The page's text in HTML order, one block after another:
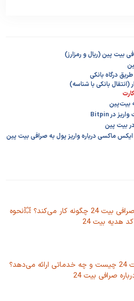
کد هدیه صرافی بیت 24 چگونه کار می‌کند؟ 💥نحوه
هدیه بیت 24
صرافی بیت 24 چیست و چه خدماتی ارائه می‌دهد؟
صرافی بیت 24